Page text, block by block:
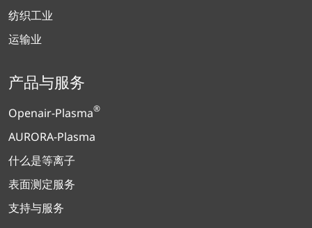
纺织工业
运输业
产品与服务
Openair-Plasma®
AURORA-Plasma
什么是等离子
表面测定服务
支持与服务